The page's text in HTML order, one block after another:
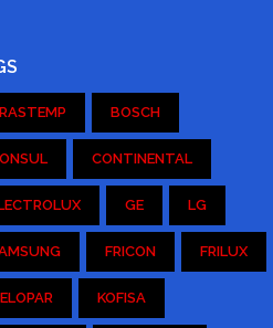
BOSCH
CONTINENTAL
GE LG
FRICON FRILUX
KOFISA